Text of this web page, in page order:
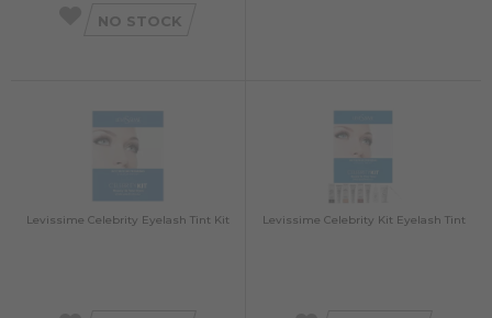
NO STOCK
Levissime Celebrity Eyelash Tint Kit Levissime Celebrity Kit Eyelash Tint